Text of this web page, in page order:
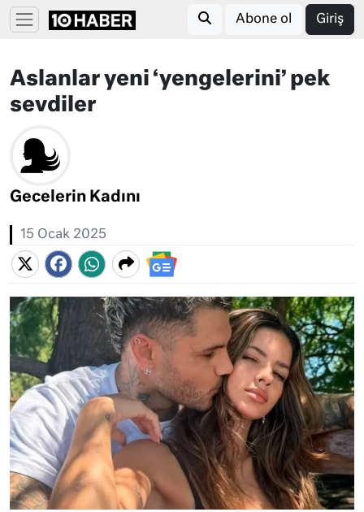
Abone ol Giriş
Aslanlar yeni ‘yengelerini’ pek
sevdiler
Gecelerin Kadını
15 Ocak 2025